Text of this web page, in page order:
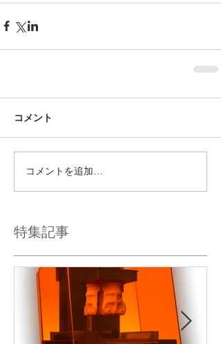
コメント
コメントを追加…
特集記事